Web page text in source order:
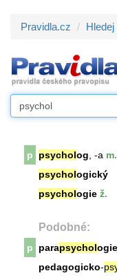
Pravidla.cz Hledej
p psycholog , -a m.
psychologický
psychologie ž.
Podobné:
p parapsychologie
pedagogicko-